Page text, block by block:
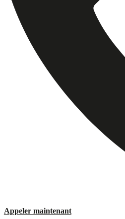
Appeler maintenant